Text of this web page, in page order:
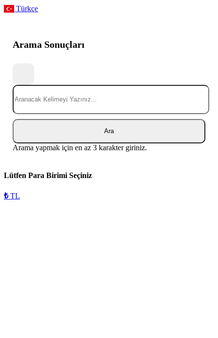
Türkçe
Arama Sonuçları
Ara
Arama yapmak için en az 3 karakter giriniz.
Lütfen Para Birimi Seçiniz
₺TL